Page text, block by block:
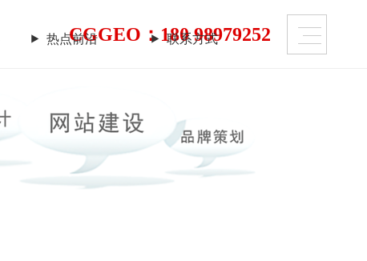
热点前沿 联系方式
CGGEO：180 98979252